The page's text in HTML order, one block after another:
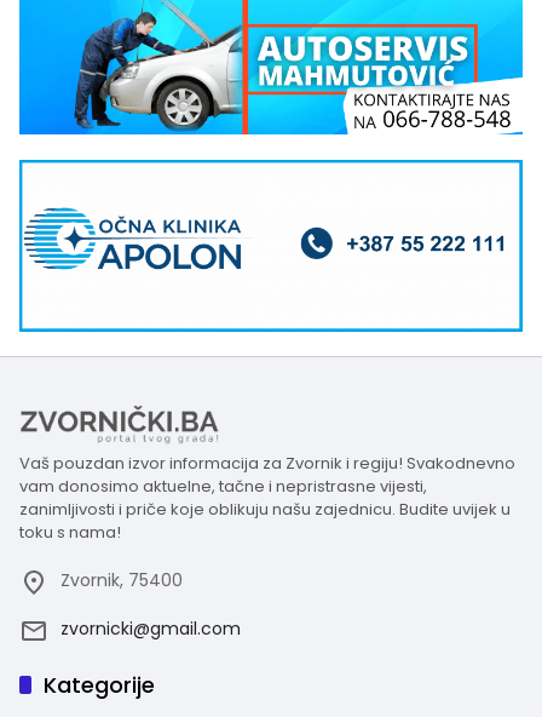
Vaš pouzdan izvor informacija za Zvornik i regiju! Svakodnevno
vam donosimo aktuelne, tačne i nepristrasne vijesti,
zanimljivosti i priče koje oblikuju našu zajednicu. Budite uvijek u
toku s nama!
Zvornik, 75400
zvornicki@gmail.com
Kategorije